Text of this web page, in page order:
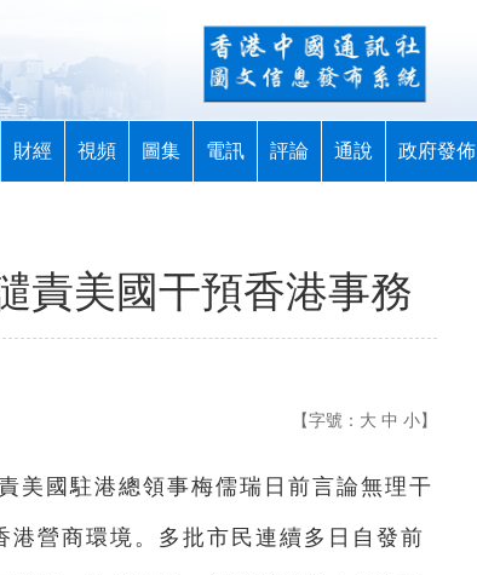
財經 視頻 圖集 電訊 評論 通說 政府發佈
責美國干預香港事務
【字號： 大 中 小】
美國駐港總領事梅儒瑞日前言論無理干
營商環境。多批市民連續多日自發前